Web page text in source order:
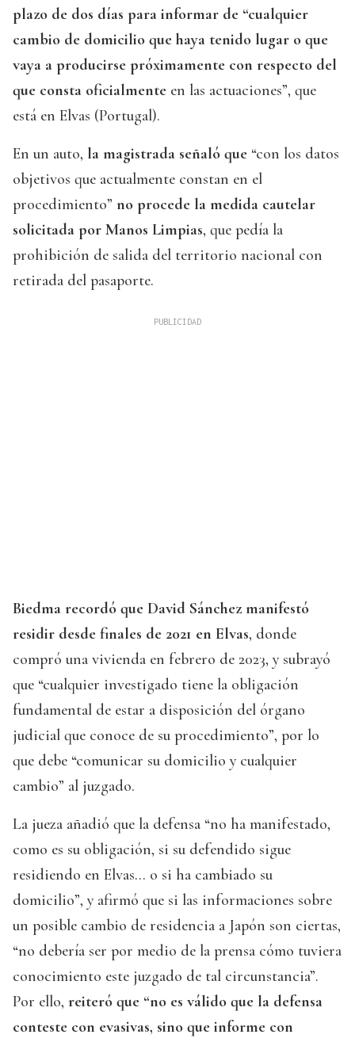
plazo de dos días para informar de “cualquier
cambio de domicilio que haya tenido lugar o que
vaya a producirse próximamente con respecto del
que consta oficialmente en las actuaciones”, que
está en Elvas (Portugal).
En un auto, la magistrada señaló que “con los datos
objetivos que actualmente constan en el
procedimiento” no procede la medida cautelar
solicitada por Manos Limpias, que pedía la
prohibición de salida del territorio nacional con
retirada del pasaporte.
Biedma recordó que David Sánchez manifestó
residir desde finales de 2021 en Elvas, donde
compró una vivienda en febrero de 2023, y subrayó
que “cualquier investigado tiene la obligación
fundamental de estar a disposición del órgano
judicial que conoce de su procedimiento”, por lo
que debe “comunicar su domicilio y cualquier
cambio” al juzgado.
La jueza añadió que la defensa “no ha manifestado,
como es su obligación, si su defendido sigue
residiendo en Elvas... o si ha cambiado su
domicilio”, y afirmó que si las informaciones sobre
un posible cambio de residencia a Japón son ciertas,
“no debería ser por medio de la prensa cómo tuviera
conocimiento este juzgado de tal circunstancia”.
Por ello, reiteró que “no es válido que la defensa
conteste con evasivas, sino que informe con